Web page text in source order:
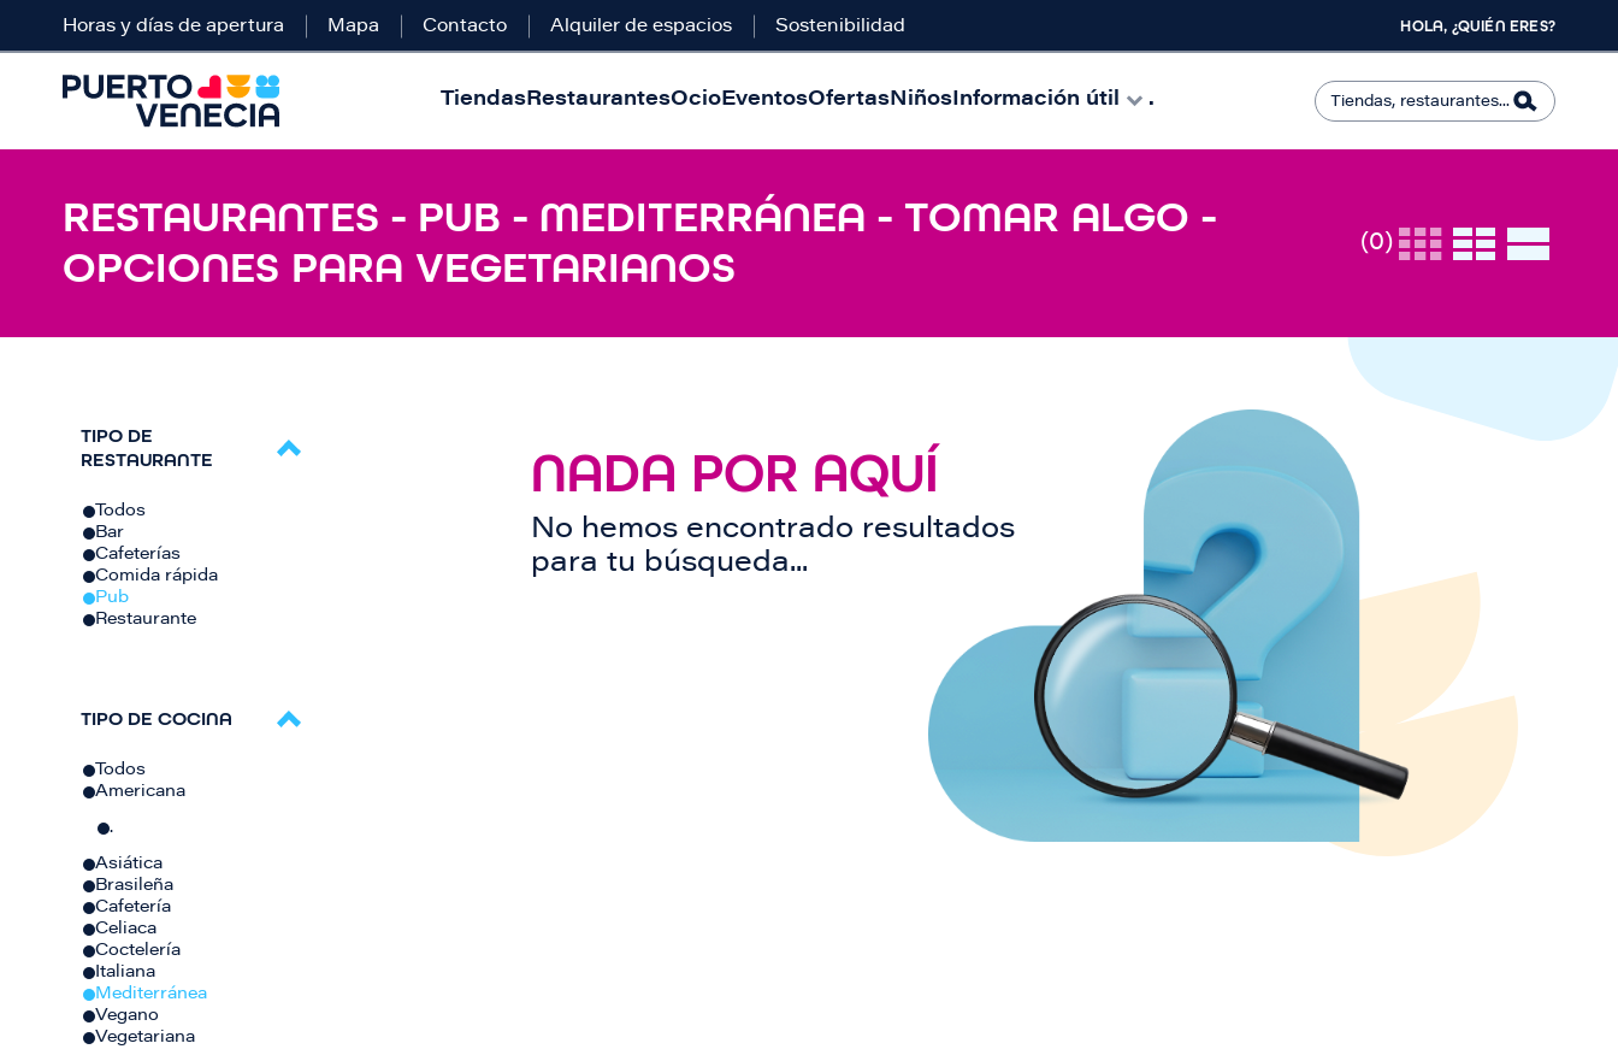
Horas y días de apertura Mapa Contacto Alquiler de espacios Sostenibilidad HOLA, ¿QUIÉN ERES?
TiendasRestaurantesOcioEventosOfertasNiñosInformación útil .
RESTAURANTES - PUB - MEDITERRÁNEA - TOMAR ALGO -
OPCIONES PARA VEGETARIANOS
(0)
TIPO DE
RESTAURANTE
Todos
Bar
Cafeterías
Comida rápida
Pub
Restaurante
TIPO DE COCINA
Todos
Americana
.
Asiática
Brasileña
Cafetería
Celiaca
Coctelería
Italiana
Mediterránea
Vegano
Vegetariana
NADA POR AQUÍ
No hemos encontrado resultados
para tu búsqueda...